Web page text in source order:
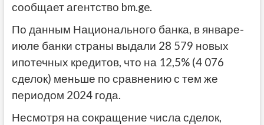
сообщает агентство bm.ge.
По данным Национального банка, в январе-
июле банки страны выдали 28 579 новых
ипотечных кредитов, что на 12,5% (4 076
сделок) меньше по сравнению с тем же
периодом 2024 года.
Несмотря на сокращение числа сделок,